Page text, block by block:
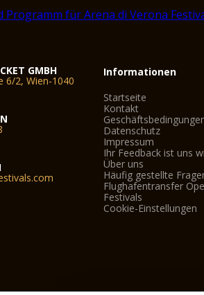
GMBH
6/2, Wien-1040
Informationen
Startseite
Kontakt
Datenschutz
Impressum
Ihr Feedback ist uns
Über uns
Häufig gestellte
Flughafentransfer
Festivals
Cookie-Einstellungen